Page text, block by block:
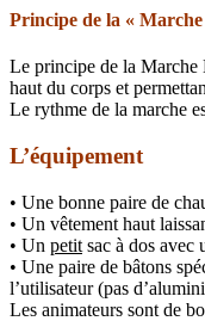
Principe de la «
Le principe de la Marche
haut du corps et
Le rythme de la marche
L’équipement
• Une bonne paire de
• Un vêtement haut
• Un petit sac à dos avec
• Une paire de bâtons
l’utilisateur (pas
Les animateurs sont de